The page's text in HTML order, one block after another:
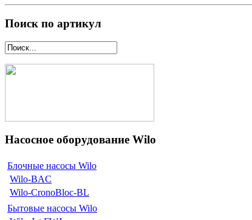
Поиск по артикул
Насосное оборудование Wilo
Блочные насосы Wilo
Wilo-BAC
Wilo-CronoBloc-BL
Бытовые насосы Wilo